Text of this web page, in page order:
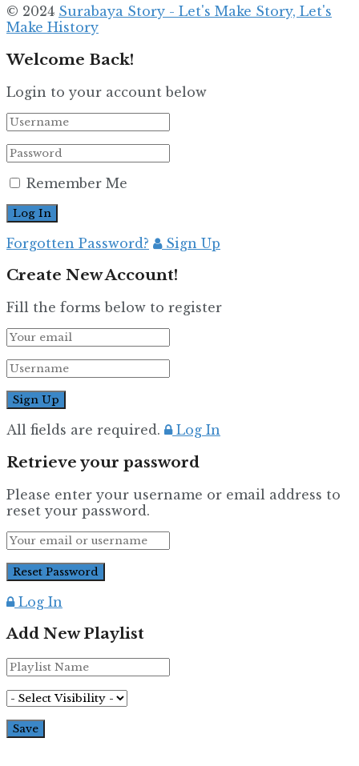
© 2024 Surabaya Story - Let's Make Story, Let's
Make History
Welcome Back!
Login to your account below
Remember Me
Forgotten Password? Sign Up
Create New Account!
Fill the forms below to register
All fields are required. Log In
Retrieve your password
Please enter your username or email address to
reset your password.
Log In
Add New Playlist